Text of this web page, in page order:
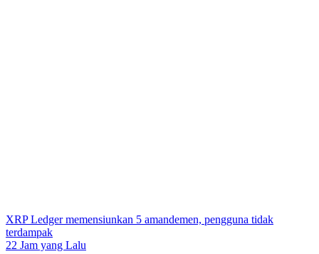
XRP Ledger memensiunkan 5 amandemen, pengguna tidak
terdampak
22 Jam yang Lalu